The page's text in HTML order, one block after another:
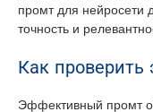
промт для нейросети
точность и
Как проверить
Эффективный промт